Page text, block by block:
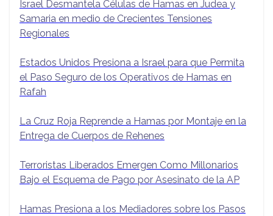
Israel Desmantela Células de Hamas en Judea y
Samaria en medio de Crecientes Tensiones
Regionales
Estados Unidos Presiona a Israel para que Permita
el Paso Seguro de los Operativos de Hamas en
Rafah
La Cruz Roja Reprende a Hamas por Montaje en la
Entrega de Cuerpos de Rehenes
Terroristas Liberados Emergen Como Millonarios
Bajo el Esquema de Pago por Asesinato de la AP
Hamas Presiona a los Mediadores sobre los Pasos